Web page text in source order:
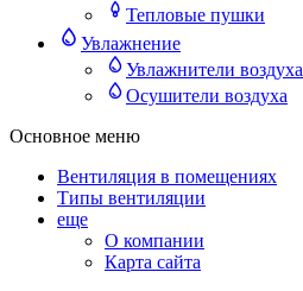
Тепловые пушки
Увлажнение
Увлажнители воздуха
Осушители воздуха
Основное меню
Вентиляция в помещениях
Типы вентиляции
еще
О компании
Карта сайта